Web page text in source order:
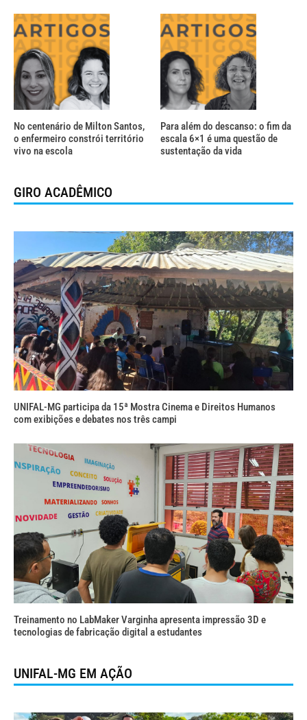
No centenário de Milton Santos,
o enfermeiro constrói território
vivo na escola
Para além do descanso: o fim da
escala 6×1 é uma questão de
sustentação da vida
GIRO ACADÊMICO
UNIFAL-MG participa da 15ª Mostra Cinema e Direitos Humanos
com exibições e debates nos três campi
Treinamento no LabMaker Varginha apresenta impressão 3D e
tecnologias de fabricação digital a estudantes
UNIFAL-MG EM AÇÃO